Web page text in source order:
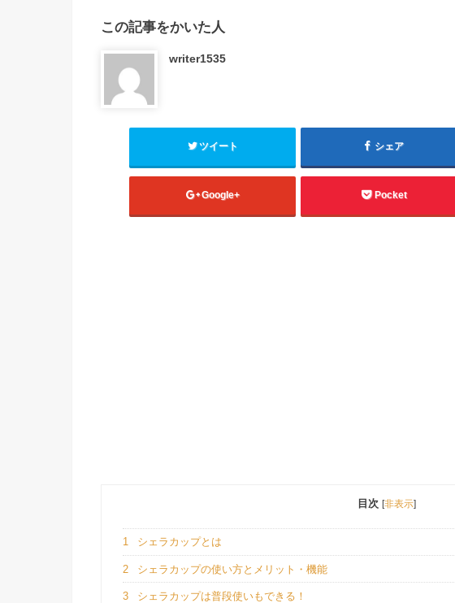
この記事をかいた人
writer1535
ツイート シェア
Google+ Pocket
目次 [非表示]
1 シェラカップとは
2 シェラカップの使い方とメリット・機能
3 シェラカップは普段使いもできる！